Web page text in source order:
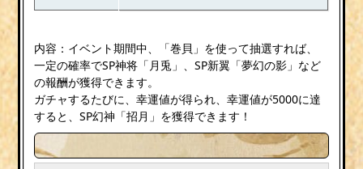
内容：イベント期間中、「巻貝」を使って抽選すれば、
一定の確率でSP神将「月兎」、SP新翼「夢幻の影」など
の報酬が獲得できます。
ガチャするたびに、幸運値が得られ、幸運値が5000に達
すると、SP幻神「招月」を獲得できます！